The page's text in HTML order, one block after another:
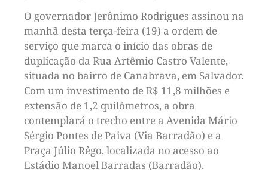
O governador Jerônimo Rodrigues assinou na
manhã desta terça-feira (19) a ordem de
serviço que marca o início das obras de
duplicação da Rua Artêmio Castro Valente,
situada no bairro de Canabrava, em Salvador.
Com um investimento de R$ 11,8 milhões e
extensão de 1,2 quilômetros, a obra
contemplará o trecho entre a Avenida Mário
Sérgio Pontes de Paiva (Via Barradão) e a
Praça Júlio Rêgo, localizada no acesso ao
Estádio Manoel Barradas (Barradão).